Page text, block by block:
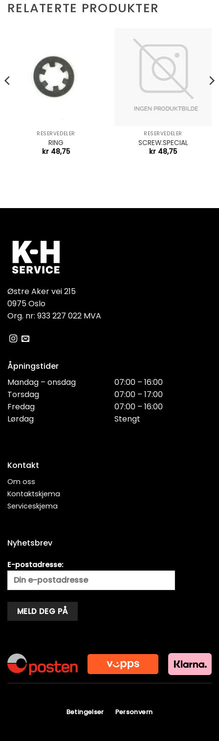
RELATERTE PRODUKTER
RESERVEDELER
RING
kr 48,75
RESERVEDELER
SCREW.SPECIAL
kr 48,75
Østre Aker vei 215
0975 Oslo
Org. nr: 933 227 022 MVA
Åpningstider
Mandag – onsdag
Torsdag
Fredag
Lørdag
07:00 – 16:00
07:00 – 17:00
07:00 – 16:00
Stengt
Kontakt
Om oss
Kontaktskjema
Serviceskjema
Nyhetsbrev
E-postadresse:
Betingelser Personvern